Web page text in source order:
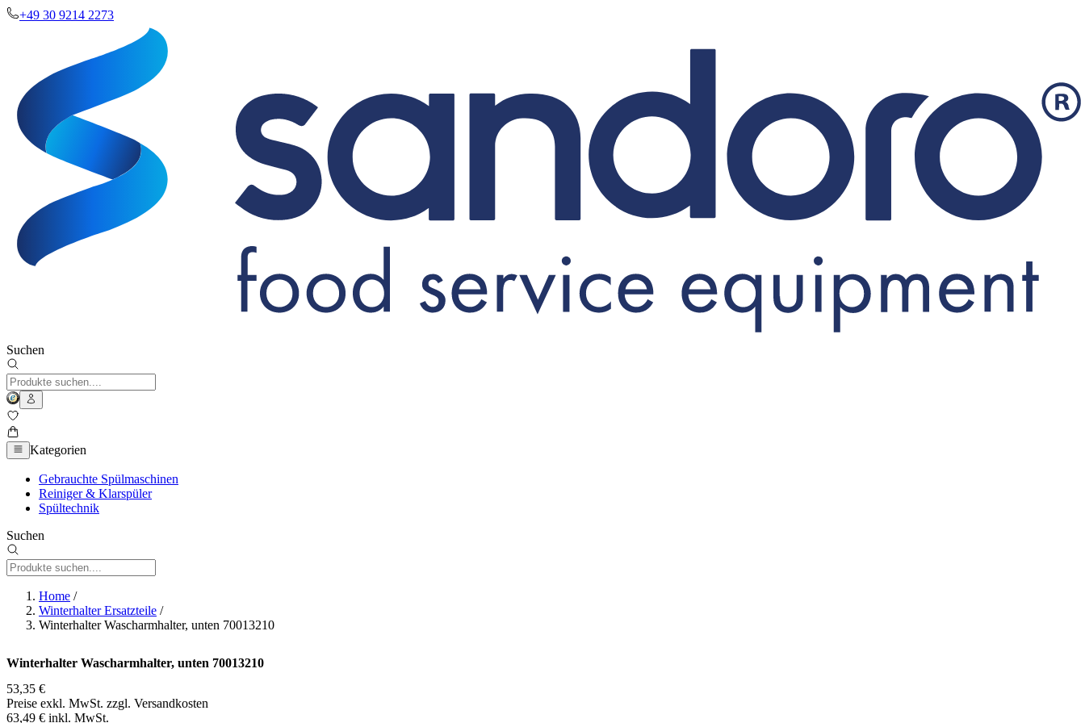
+49 30 9214 2273
Suchen
Kategorien
Gebrauchte Spülmaschinen
Reiniger & Klarspüler
Spültechnik
Suchen
Home /
Winterhalter Ersatzteile /
Winterhalter Wascharmhalter, unten 70013210
Winterhalter Wascharmhalter, unten 70013210
53,35 €
Preise exkl. MwSt. zzgl. Versandkosten
63,49 € inkl. MwSt.